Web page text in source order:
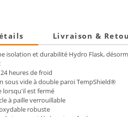
Livraison &
isolation et durabilité Hydro Flask,
heures de froid
sous vide à double paroi TempShield®
lorsqu'il est fermé
à paille verrouillable
robuste